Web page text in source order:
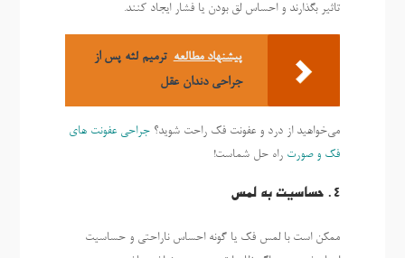
تاثیر بگذارند و احساس لق بودن یا فشار ایجاد کنند.
پیشنهاد مطالعه ترمیم لثه پس از
جراحی دندان عقل
می‌خواهید از درد و عفونت فک راحت شوید؟ جراحی عفونت های
فک و صورت راه حل شماست!
4. حساسیت به لمس
ممکن است با لمس فک یا گونه احساس ناراحتی و حساسیت